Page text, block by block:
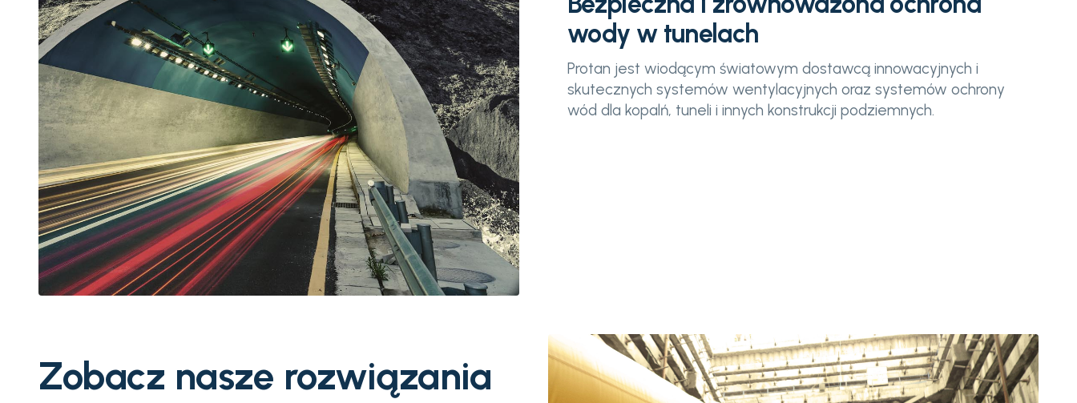
wody w tunelach
Protan jest wiodącym światowym dostawcą innowacyjnych i
skutecznych systemów wentylacyjnych oraz systemów ochrony
wód dla kopalń, tuneli i innych konstrukcji podziemnych.
Zobacz nasze rozwiązania